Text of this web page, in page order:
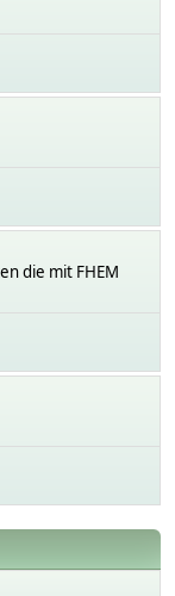
die mit FHEM